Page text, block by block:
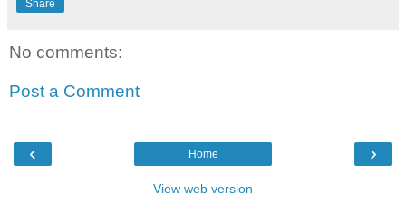
Share
No comments:
Post a Comment
‹ ›
Home
View web version